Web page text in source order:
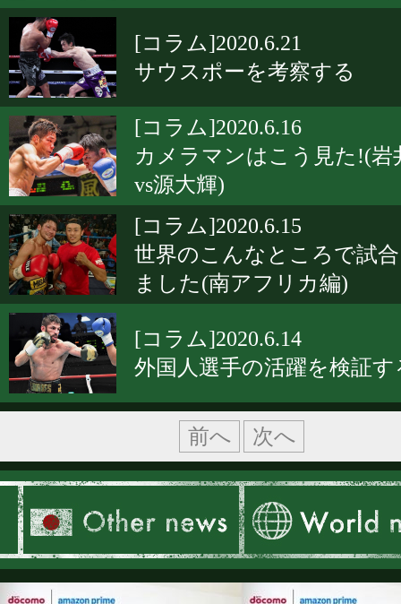
[コラム]2020.6.21
サウスポーを考察する
[コラム]2020.6.16
カメラマンはこう見た!(岩
vs源大輝)
[コラム]2020.6.15
世界のこんなところで試
ました(南アフリカ編)
[コラム]2020.6.14
外国人選手の活躍を検証す
前へ 次へ